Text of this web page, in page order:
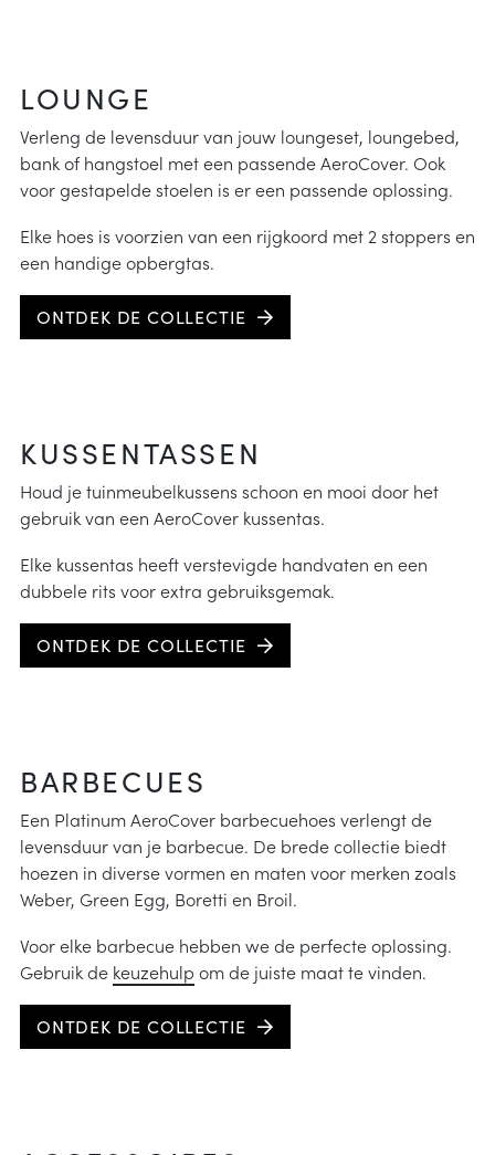
LOUNGE
Verleng de levensduur van jouw loungeset, loungebed,
bank of hangstoel met een passende AeroCover. Ook
voor gestapelde stoelen is er een passende oplossing.
Elke hoes is voorzien van een rijgkoord met 2 stoppers en
een handige opbergtas.
ONTDEK DE COLLECTIE
KUSSENTASSEN
Houd je tuinmeubelkussens schoon en mooi door het
gebruik van een AeroCover kussentas.
Elke kussentas heeft verstevigde handvaten en een
dubbele rits voor extra gebruiksgemak.
ONTDEK DE COLLECTIE
BARBECUES
Een Platinum AeroCover barbecuehoes verlengt de
levensduur van je barbecue. De brede collectie biedt
hoezen in diverse vormen en maten voor merken zoals
Weber, Green Egg, Boretti en Broil.
Voor elke barbecue hebben we de perfecte oplossing.
Gebruik de keuzehulp om de juiste maat te vinden.
ONTDEK DE COLLECTIE